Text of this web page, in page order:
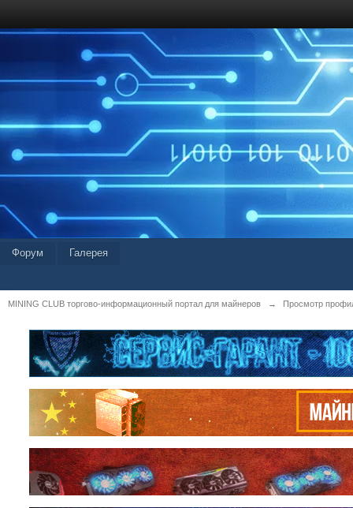
Форум Галерея
MINING CLUB торгово-информационный портал для майнеров → Просмотр